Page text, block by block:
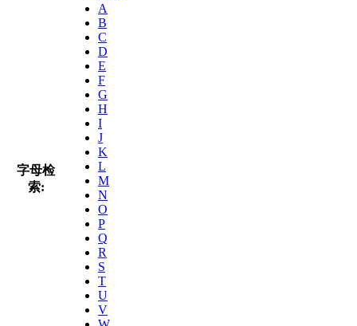
字母检
索:
A
B
C
D
E
F
G
H
I
J
K
L
M
N
O
P
Q
R
S
T
U
V